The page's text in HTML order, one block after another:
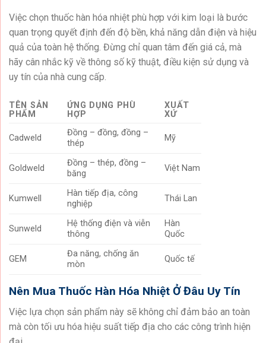
Việc chọn thuốc hàn hóa nhiệt phù hợp với kim loại là bước
quan trọng quyết định đến độ bền, khả năng dẫn điện và hiệu
quả của toàn hệ thống. Đừng chỉ quan tâm đến giá cả, mà
hãy cân nhắc kỹ về thông số kỹ thuật, điều kiện sử dụng và
uy tín của nhà cung cấp.
TÊN SẢN
PHẨM
ỨNG DỤNG PHÙ
HỢP
XUẤT
XỨ
Cadweld
Đồng – đồng, đồng –
thép
Mỹ
Goldweld
Đồng – thép, đồng –
băng
Việt Nam
Kumwell
Hàn tiếp địa, công
nghiệp
Thái Lan
Sunweld
Hệ thống điện và viễn
thông
Hàn
Quốc
GEM
Đa năng, chống ăn
mòn
Quốc tế
Nên Mua Thuốc Hàn Hóa Nhiệt Ở Đâu Uy Tín
Việc lựa chọn sản phẩm này sẽ không chỉ đảm bảo an toàn
mà còn tối ưu hóa hiệu suất tiếp địa cho các công trình hiện